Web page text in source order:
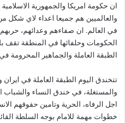
ان حكومة امريكا والجمهورية الاسلامية
والعالميين هم جميعا اعداء لاي شكل
في العالم. ان صفاءهم وعدائهم،
الحكومات وحلفائها في المنطقة تقف
الطبقة العاملة والجماهير المحرومة
تتخندق اليوم الطبقة العاملة في
والمستغلة، في خندق النساء والشباب
اجل الرفاه، الحرية وتامين حقوقهم
خطوات مهمة للامام بوجه السلطة